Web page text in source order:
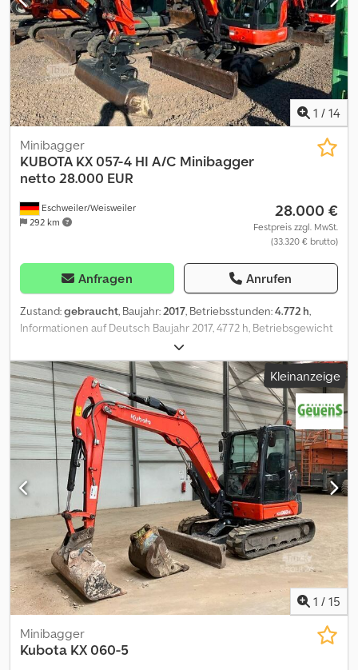
Dodpfxezqx H Uo Aa Tjck Power: 29 kW (40 HP) CE mark: yes
Number of owners: 1 General condition: very good Technical
condition: very good Visual appearance: very good Rental
currency: EUR Please contact Philip Müller , , p-) for more
information
1 / 14
Eschweiler/Weisweiler
292 km
Minibagger
KUBOTA KX 057-4 HI A/C Minibagger
netto 28.000 EUR
28.000 €
Festpreis zzgl. MwSt.
(33.320 € brutto)
Anfragen Anrufen
Zustand:gebraucht, Baujahr:2017, Betriebsstunden:4.772 h,
Informationen auf Deutsch Baujahr 2017, 4772 h, Betriebsgewicht
5545 kg, Motorleistung 33,8 kW, Kubota Motor, Schnellwechsler
Lehnhoff MS 03, 1 Tieflöffel, Lasthaken, Aux 1 + Aux 2, 2 x
Proportionalsteuerung, Klimaanlage , Zwischenverkauf und
Irrtümer vorbehalten Weitere Informationen Verwendungszweck:
Bauwesen Antrieb: Raupe Leistung: 34 kW (46 PS) CE-
Kennzeichnung: ja Zahl der Eigentümer: 1 Allgemeiner Zustand:
sehr gut Technischer Zustand: sehr gut Optischer Zustand: sehr
gut Wenden Sie sich an Philip Müller , , p-), um weitere
Informationen zu erhalten.----Information in English General
information Field of application: Construction Technical
information Power: 34 kW (46 HP) Drive: Track Functional CE mark:
yes History Number of owners: 1 Condition General condition: very
good Technical condition: very good Visual appearance: very
good Dodpjzqx Hzsfx Aa Tock Other information Rental currency:
EUR Additional information Please contact Philip Müller , , p-) for
more information
Kleinanzeige
1 / 15
Minibagger
Kubota KX 060-5